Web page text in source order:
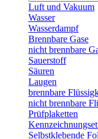
Luft und Vakuum
Wasser
Wasserdampf
Brennbare Gase
nicht brennbare
Sauerstoff
Säuren
Laugen
brennbare
nicht brennbare
Prüfplaketten
Selbstklebende